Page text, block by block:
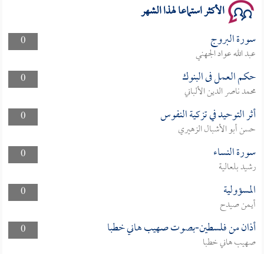
الأكثر استماعا لهذا الشهر
0 سورة البروج
عبد الله عواد الجهني
0
حكم العمل فى البنوك
محمد ناصر الدين الألباني
0
أثر التوحيد في تزكية النفوس
حسن أبو الأشبال الزهيري
0
سورة النساء
رشيد بلعالية
0
المسؤولية
أيمن صيدح
0
أذان من فلسطين-بصوت صهيب هاني خطبا
صهيب هاني خطبا